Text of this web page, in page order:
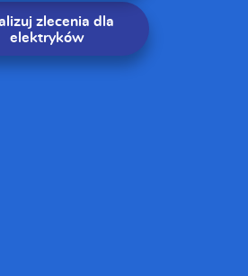
zlecenia dla
elektryków